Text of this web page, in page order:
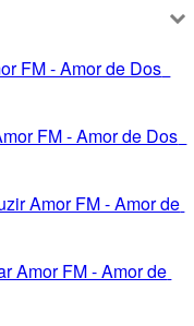
FM - Amor de Dos
FM - Amor de Dos
Amor FM - Amor de
Amor FM - Amor de